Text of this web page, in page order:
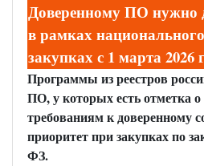
Доверенному ПО нужно
в рамках
закупках с 1 марта 2026
Программы из реестров
ПО, у которых есть отметка о
требованиям к доверенному
приоритет при закупках по
ФЗ.